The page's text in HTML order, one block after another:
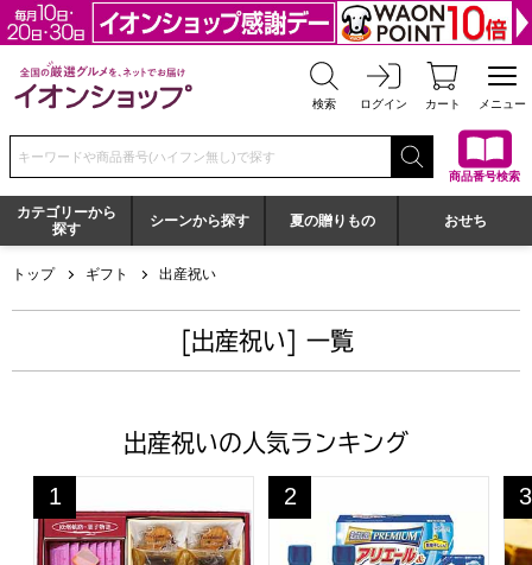
全国の厳選グルメを、ネットでお届け イオンショップ
検索 ログイン カート メニュー
検索キーワードまたは商品番号を入力してください
商品番号検索
カテゴリーから
探す
シーンから探す 夏の贈りもの おせち
トップ ギフト 出産祝い
[出産祝い] 一覧
出産祝いの人気ランキング
神戸スイーツポート 詰合せギフト[KMMR]【年間ギフト】
1
位
ギフト工房 アリエール＆ジ
2
位 3
位